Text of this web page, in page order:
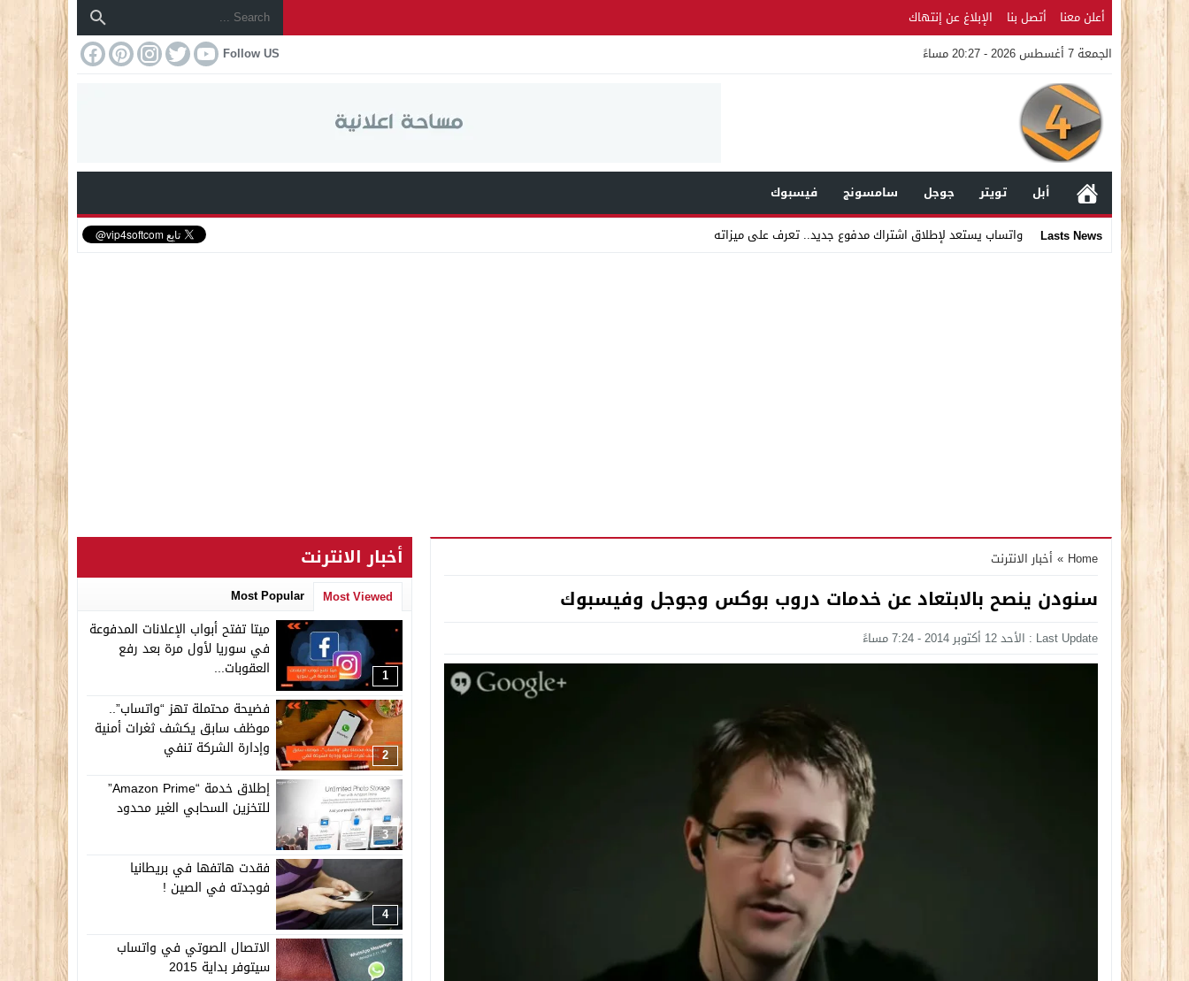
أعلن معنا أتصل بنا
الإبلاغ عن إنتهاك
الجمعة 7 أغسطس 2026 - 20:27 مساءً
Follow US
أبل تويتر جوجل سامسونج
فيسبوك
Lasts News
واتساب يستعد لإطلاق اشتراك مدفوع جديد.. تعرف على ميزاته
Home
» أخبار الانترنت
سنودن ينصح بالابتعاد عن خدمات دروب بوكس وجوجل وفيسبوك
Last Update : الأحد 12 أكتوبر 2014 - 7:24 مساءً
أخبار الانترنت
Most Viewed
Most Popular
1
ميتا تفتح أبواب الإعلانات المدفوعة
في سوريا لأول مرة بعد رفع
العقوبات...
2
فضيحة محتملة تهز “واتساب”..
موظف سابق يكشف ثغرات أمنية
وإدارة الشركة تنفي
3
إطلاق خدمة “Amazon Prime”
للتخزين السحابي الغير محدود
4
فقدت هاتفها في بريطانيا
فوجدته في الصين !
الاتصال الصوتي في واتساب
سيتوفر بداية 2015